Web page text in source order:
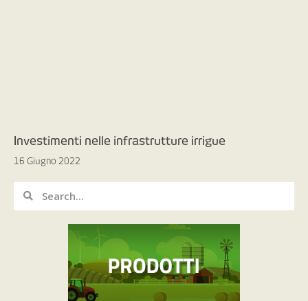
Investimenti nelle infrastrutture irrigue
16 Giugno 2022